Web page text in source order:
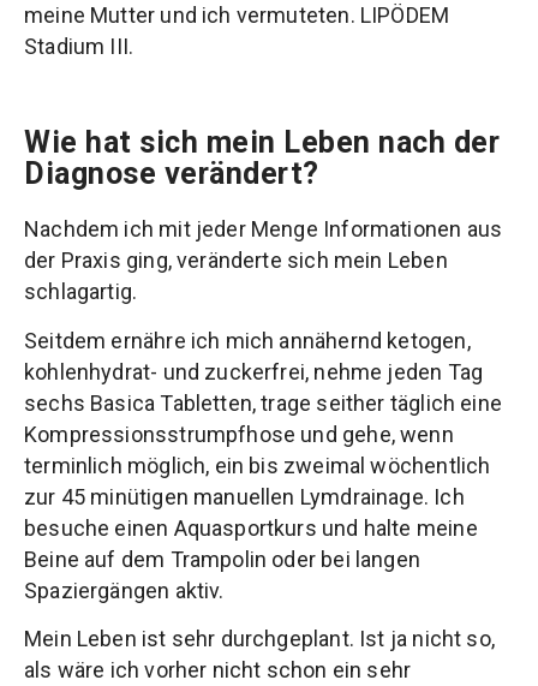
meine Mutter und ich vermuteten. LIPÖDEM
Stadium III.
Wie hat sich mein Leben nach der
Diagnose verändert?
Nachdem ich mit jeder Menge Informationen aus
der Praxis ging, veränderte sich mein Leben
schlagartig.
Seitdem ernähre ich mich annähernd ketogen,
kohlenhydrat- und zuckerfrei, nehme jeden Tag
sechs Basica Tabletten, trage seither täglich eine
Kompressionsstrumpfhose und gehe, wenn
terminlich möglich, ein bis zweimal wöchentlich
zur 45 minütigen manuellen Lymdrainage. Ich
besuche einen Aquasportkurs und halte meine
Beine auf dem Trampolin oder bei langen
Spaziergängen aktiv.
Mein Leben ist sehr durchgeplant. Ist ja nicht so,
als wäre ich vorher nicht schon ein sehr